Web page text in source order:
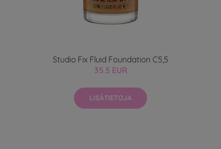
Studio Fix Fluid Foundation C5,5
35.5 EUR
LISÄTIETOJA